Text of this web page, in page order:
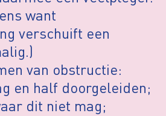
want
verschuift een
van obstructie:
en half doorgeleiden;
dit niet mag;